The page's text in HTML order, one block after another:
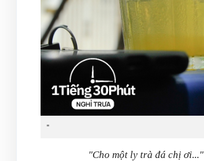
"
"Cho một ly trà đá chị ơi..."